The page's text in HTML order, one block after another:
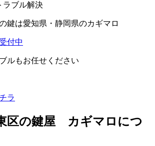
ラブル解決
区の鍵屋 カギマロにつ